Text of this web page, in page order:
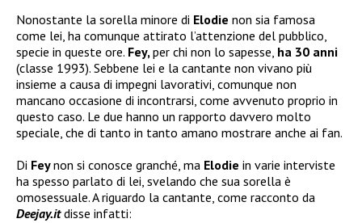
Nonostante la sorella minore di Elodie non sia famosa
come lei, ha comunque attirato l’attenzione del pubblico,
specie in queste ore. Fey,per chi non lo sapesse, ha 30 anni
(classe 1993). Sebbene lei e la cantante non vivano più
insieme a causa di impegni lavorativi, comunque non
mancano occasione di incontrarsi, come avvenuto proprio in
questo caso. Le due hanno un rapporto davvero molto
speciale, che di tanto in tanto amano mostrare anche ai fan.
Di Feynon si conosce granché, ma Elodie in varie interviste
ha spesso parlato di lei, svelando che sua sorella è
omosessuale. A riguardo la cantante, come racconto da
Deejay.itdisse infatti: